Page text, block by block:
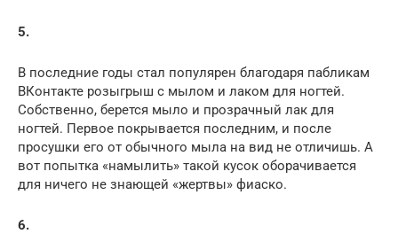
5.
В последние годы стал популярен благодаря пабликам
ВКонтакте розыгрыш с мылом и лаком для ногтей.
Собственно, берется мыло и прозрачный лак для
ногтей. Первое покрывается последним, и после
просушки его от обычного мыла на вид не отличишь. А
вот попытка «намылить» такой кусок оборачивается
для ничего не знающей «жертвы» фиаско.
6.